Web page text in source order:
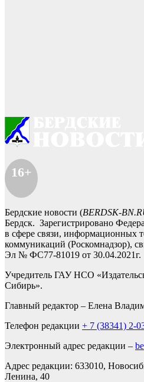
16+
Бердские новости (BERDSK-
Бердск. Зарегистрировано
в сфере связи, информационных
коммуникаций (Роскомнадзор),
Эл № ФС77-81019 от 30.04.2021г.
Учредитель ГАУ НСО
Сибирь».
Главный редактор – Елена
Телефон редакции + 7 (38341) 2-
Электронный адрес редакции –
Адрес редакции: 633010,
Ленина, 40